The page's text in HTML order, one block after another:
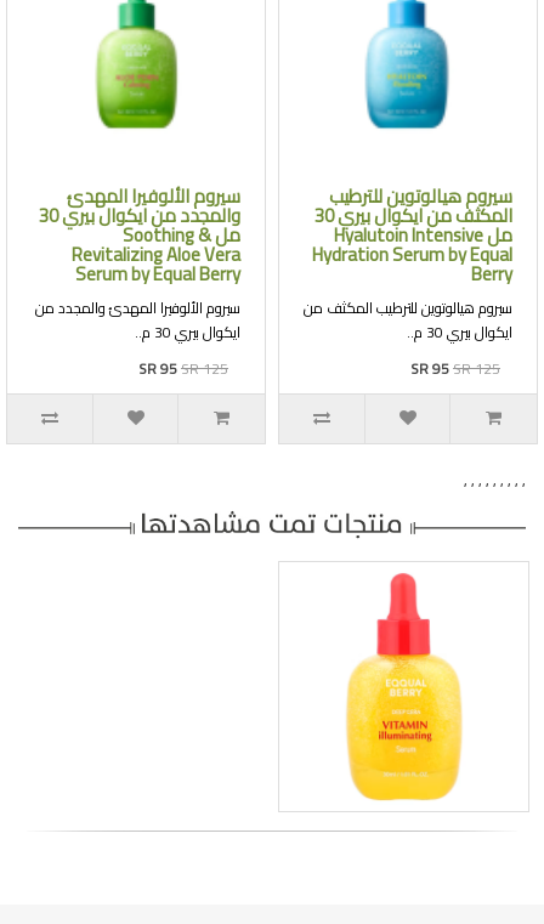
سيروم هيالوتوين للترطيب
المكثف من ايكوال بيري 30
مل Hyalutoin Intensive
Hydration Serum by Equal
Berry
سيروم هيالوتوين للترطيب المكثف من
ايكوال بيري 30 م..
SR 95SR 125
سيروم الألوفيرا المهدئ
والمجدد من ايكوال بيري 30
مل Soothing &
Revitalizing Aloe Vera
Serum by Equal Berry
سيروم الألوفيرا المهدئ والمجدد من
ايكوال بيري 30 م..
SR 95SR 125
,
,
,
,
,
,
,
,
,